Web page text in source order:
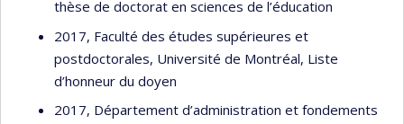
thèse de doctorat en sciences de l’éducation
2017, Faculté des études supérieures et
postdoctorales, Université de Montréal, Liste
d’honneur du doyen
2017, Département d’administration et fondements